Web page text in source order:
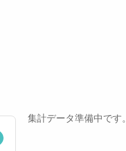
集計データ準備中です。